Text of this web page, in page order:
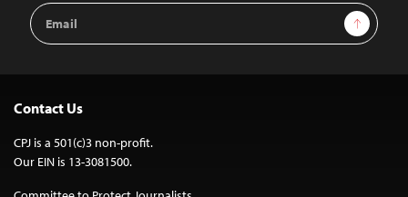
Email
Address
Sign Up
Contact Us
CPJ is a 501(c)3 non-profit.
Our EIN is 13-3081500.